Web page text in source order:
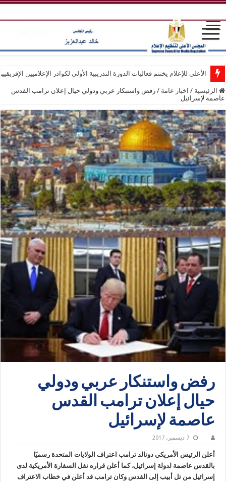
الأعلى للإعلام يختتم فعاليات الدورة التدريبية الأولى لكوادر الإعلاميين
الرئيسية / اخبار عامة / رفض واستنكار عربي ودولي حيال إعلان ترامب القدس
عاصمة لإسرائيل
رفض واستنكار عربي ودولي
حيال إعلان ترامب القدس
عاصمة لإسرائيل
7 ديسمبر، 2017
أعلن الرئيس الأمريكي دونالد ترامب اعتراف الولايات المتحدة رسميًا
بالقدس عاصمة لدولة إسرائيل، كما أعلن قراره نقل السفارة الأمريكية لدى
إسرائيل من تل أبيب إلى القدس وكان ترامب قد أعلن في خطاب الاعتراف